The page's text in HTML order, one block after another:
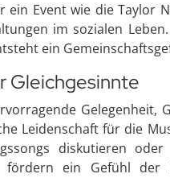
Event wie die Taylor
im sozialen
ein
Gleichgesinnte
Gelegenheit,
Leidenschaft für die
diskutieren
fördern ein Gefühl